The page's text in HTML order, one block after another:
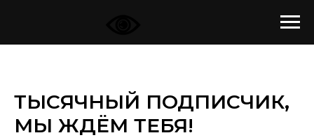
ТЫСЯЧНЫЙ ПОДПИСЧИК,
МЫ ЖДЁМ ТЕБЯ!